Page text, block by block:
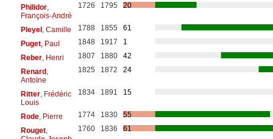
Philidor,
François-André
1726 1795 20
Pleyel, Camille 1788 1855
61
Puget, Paul 1848 1917
1
Reber, Henri 1807 1880
42
Renard,
Antoine
1825 1872 24
Ritter, Frédéric
Louis
1834 1891 15
Rode, Pierre 1774 1830
55
Rouget,
1760 1836 61